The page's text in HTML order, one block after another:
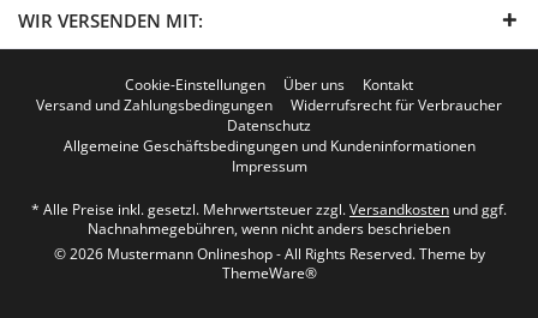
WIR VERSENDEN MIT:
Cookie-Einstellungen Über uns
Kontakt
Versand und Zahlungsbedingungen
Widerrufsrecht für Verbraucher
Datenschutz
Allgemeine Geschäftsbedingungen und Kundeninformationen
Impressum
* Alle Preise inkl. gesetzl. Mehrwertsteuer zzgl.Versandkosten und ggf.
Nachnahmegebühren, wenn nicht anders beschrieben
© 2026 Mustermann Onlineshop - All Rights Reserved. Theme by
ThemeWare®